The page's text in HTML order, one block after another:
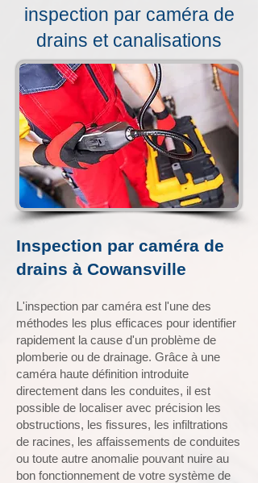
inspection par caméra de
drains et canalisations
Inspection par caméra de
drains à Cowansville
L'inspection par caméra est l'une des
méthodes les plus efficaces pour identifier
rapidement la cause d'un problème de
plomberie ou de drainage. Grâce à une
caméra haute définition introduite
directement dans les conduites, il est
possible de localiser avec précision les
obstructions, les fissures, les infiltrations
de racines, les affaissements de conduites
ou toute autre anomalie pouvant nuire au
bon fonctionnement de votre système de